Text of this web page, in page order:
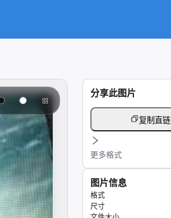
分享此图片
复制直链
更多格式
图片信息
格式
尺寸